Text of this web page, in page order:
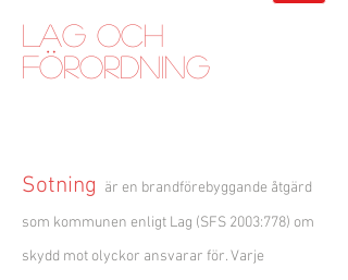
Lag och
Förordning
Sotning är en brandförebyggande åtgärd
som kommunen enligt Lag (SFS 2003:778) om
skydd mot olyckor ansvarar för. Varje